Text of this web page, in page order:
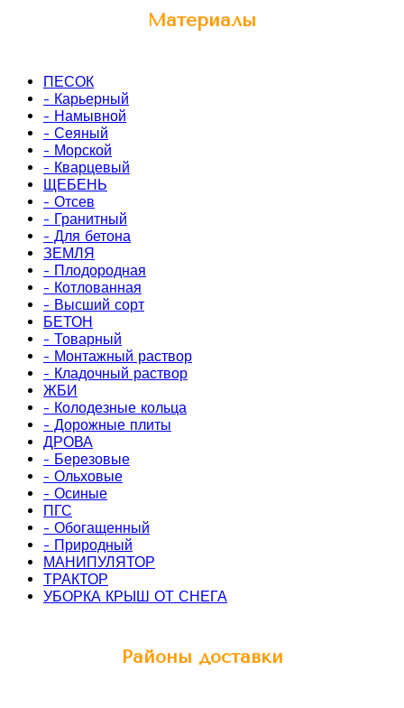
Материалы
ПЕСОК
- Карьерный
- Намывной
- Сеяный
- Морской
- Кварцевый
ЩЕБЕНЬ
- Отсев
- Гранитный
- Для бетона
ЗЕМЛЯ
- Плодородная
- Котлованная
- Высший сорт
БЕТОН
- Товарный
- Монтажный раствор
- Кладочный раствор
ЖБИ
- Колодезные кольца
- Дорожные плиты
ДРОВА
- Березовые
- Ольховые
- Осиные
ПГС
- Обогащенный
- Природный
МАНИПУЛЯТОР
ТРАКТОР
УБОРКА КРЫШ ОТ СНЕГА
Районы доставки